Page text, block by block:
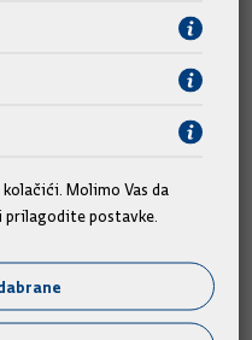
je kazao kako su svi
Sanader darovao je bardu
slikara
Vlade Jadranka Kosor i
Molimo Vas da
prilagodite postavke.